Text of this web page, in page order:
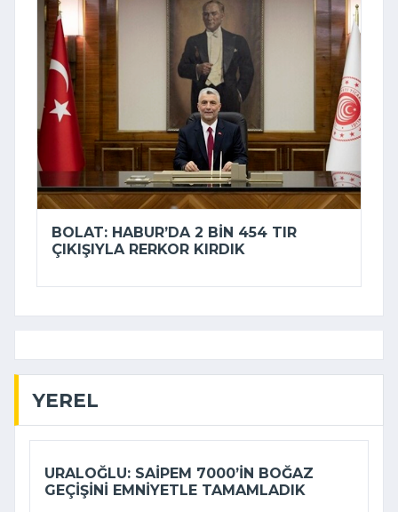
BOLAT: HABUR’DA 2 BIN 454 TIR
ÇIKIŞIYLA RERKOR KIRDIK
YEREL
URALOĞLU: SAIPEM 7000’IN BOĞAZ
GEÇIŞINI EMNIYETLE TAMAMLADIK